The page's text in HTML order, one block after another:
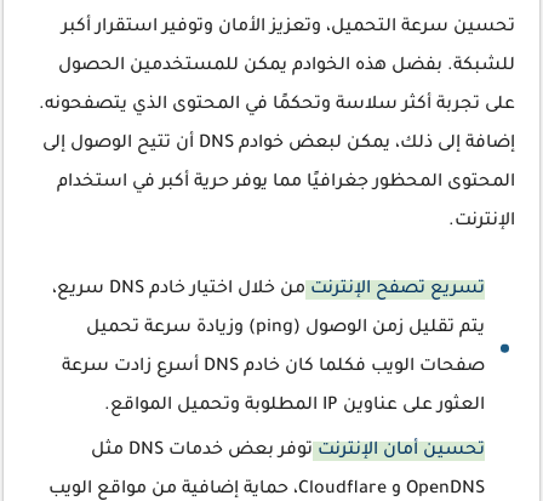
تحسين سرعة التحميل، وتعزيز الأمان وتوفير استقرار أكبر
للشبكة. بفضل هذه الخوادم يمكن للمستخدمين الحصول
على تجربة أكثر سلاسة وتحكمًا في المحتوى الذي يتصفحونه.
إضافة إلى ذلك، يمكن لبعض خوادم DNS أن تتيح الوصول إلى
المحتوى المحظور جغرافيًا مما يوفر حرية أكبر في استخدام
الإنترنت.
تسريع تصفح الإنترنت
من خلال اختيار خادم DNS سريع،
يتم تقليل زمن الوصول (ping) وزيادة سرعة تحميل
صفحات الويب فكلما كان خادم DNS أسرع زادت سرعة
العثور على عناوين IP المطلوبة وتحميل المواقع.
تحسين أمان الإنترنت
توفر بعض خدمات DNS مثل
OpenDNS و Cloudflare، حماية إضافية من مواقع الويب